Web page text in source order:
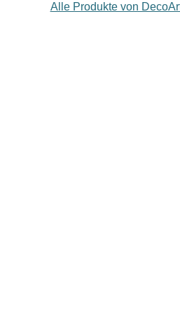
Alle Produkte von